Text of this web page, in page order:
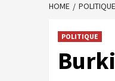
HOME POLITIQUE
POLITIQUE